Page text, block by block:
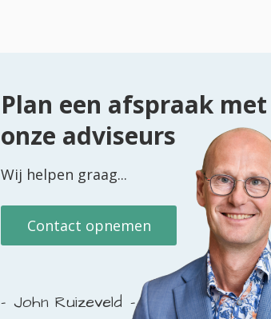
Plan een afspraak
onze adviseurs
Wij helpen graag...
Contact opnemen
John Ruizeveld